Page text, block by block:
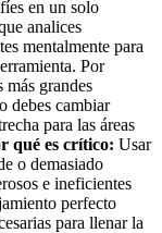
en un solo
analices
mentalmente para
Por
más grandes
debes cambiar
para las áreas
qué es crítico: Usar
o demasiado
e ineficientes
perfecto
para llenar la